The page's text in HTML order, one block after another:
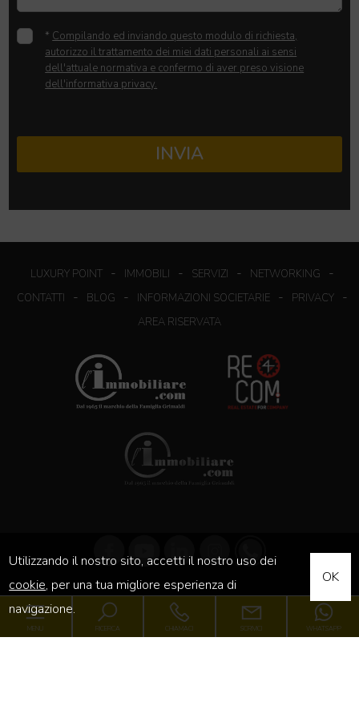
* Compilando ed inviando questo modulo di richiesta,
autorizzo il trattamento dei miei dati personali ai sensi
dell'attuale normativa e confermo di aver preso visione
dell'informativa privacy.
INVIA
LUXURY POINT - IMMOBILI - SERVIZI - NETWORKING -
CONTATTI - BLOG - INFORMAZIONI SOCIETARIE - PRIVACY -
AREA RISERVATA
l'immobiliare.com - Network Immobiliare | Copyright © 2026 L'i.com s.r.l. | All Right
MENU RICERCA CHIAMACI SCRIVICI WHATSAPP
Utilizzando il nostro sito, accetti il nostro uso dei
cookie, per una tua migliore esperienza di
navigazione.
OK